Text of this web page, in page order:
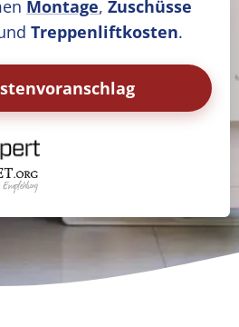
Montage, Zuschüsse
Treppenliftkosten.